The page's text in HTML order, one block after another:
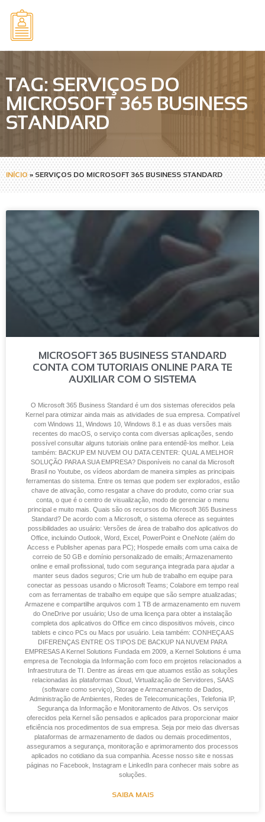
TAG: SERVIÇOS DO
MICROSOFT 365 BUSINESS
STANDARD
INÍCIO»SERVIÇOS DO MICROSOFT 365 BUSINESS STANDARD
MICROSOFT 365 BUSINESS STANDARD
CONTA COM TUTORIAIS ONLINE PARA TE
AUXILIAR COM O SISTEMA
O Microsoft 365 Business Standard é um dos sistemas oferecidos pela
Kernel para otimizar ainda mais as atividades de sua empresa. Compatível
com Windows 11, Windows 10, Windows 8.1 e as duas versões mais
recentes do macOS, o serviço conta com diversas aplicações, sendo
possível consultar alguns tutoriais online para entendê-los melhor. Leia
também: BACKUP EM NUVEM OU DATA CENTER: QUAL A MELHOR
SOLUÇÃO PARA A SUA EMPRESA? Disponíveis no canal da Microsoft
Brasil no Youtube, os vídeos abordam de maneira simples as principais
ferramentas do sistema. Entre os temas que podem ser explorados, estão
chave de ativação, como resgatar a chave do produto, como criar sua
conta, o que é o centro de visualização, modo de gerenciar o menu
principal e muito mais. Quais são os recursos do Microsoft 365 Business
Standard? De acordo com a Microsoft, o sistema oferece as seguintes
possibilidades ao usuário: Versões de área de trabalho dos aplicativos do
Office, incluindo Outlook, Word, Excel, PowerPoint e OneNote (além do
Access e Publisher apenas para PC); Hospede emails com uma caixa de
correio de 50 GB e domínio personalizado de emails; Armazenamento
online e email profissional, tudo com segurança integrada para ajudar a
manter seus dados seguros; Crie um hub de trabalho em equipe para
conectar as pessoas usando o Microsoft Teams; Colabore em tempo real
com as ferramentas de trabalho em equipe que são sempre atualizadas;
Armazene e compartilhe arquivos com 1 TB de armazenamento em nuvem
do OneDrive por usuário; Uso de uma licença para obter a instalação
completa dos aplicativos do Office em cinco dispositivos móveis, cinco
tablets e cinco PCs ou Macs por usuário. Leia também: CONHEÇA AS
DIFERENÇAS ENTRE OS TIPOS DE BACKUP NA NUVEM PARA
EMPRESAS A Kernel Solutions Fundada em 2009, a Kernel Solutions é uma
empresa de Tecnologia da Informação com foco em projetos relacionados a
Infraestrutura de TI. Dentre as áreas em que atuamos estão as soluções
relacionadas às plataformas Cloud, Virtualização de Servidores, SAAS
(software como serviço), Storage e Armazenamento de Dados,
Administração de Ambientes, Redes de Telecomunicações, Telefonia IP,
Segurança da Informação e Monitoramento de Ativos. Os serviços
oferecidos pela Kernel são pensados e aplicados para proporcionar maior
eficiência nos procedimentos de sua empresa. Seja por meio das diversas
plataformas de armazenamento de dados ou demais procedimentos,
asseguramos a segurança, monitoração e aprimoramento dos processos
aplicados no cotidiano da sua companhia. Acesse nosso site e nossas
páginas no Facebook, Instagram e LinkedIn para conhecer mais sobre as
soluções.
SAIBA MAIS